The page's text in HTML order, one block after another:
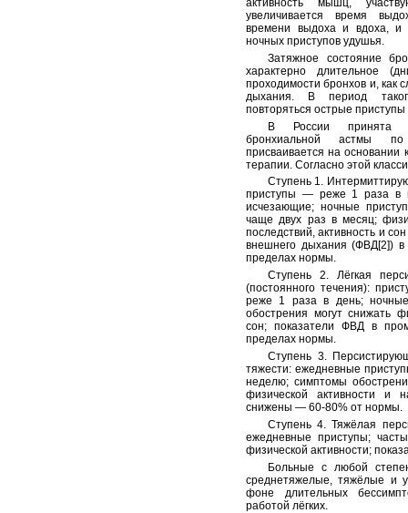
активность мышц,
увеличивается время
времени выдоха и вдоха, и
ночных приступов удушья.
Затяжное состояние
характерно длительное
проходимости бронхов и, как
дыхания. В период
повторяться острые
В России принята
бронхиальной астмы
присваивается на основании
терапии. Согласно этой
Ступень 1.
приступы — реже 1 раза в
исчезающие; ночные
чаще двух раз в месяц;
последствий, активность и
внешнего дыхания (ФВД[2]) в
пределах нормы.
Ступень 2. Лёгкая
(постоянного течения):
реже 1 раза в день;
обострения могут снижать
сон; показатели ФВД в
пределах нормы.
Ступень 3.
тяжести: ежедневные
неделю; симптомы
физической активности и
снижены — 60-80% от нормы.
Ступень 4. Тяжёлая
ежедневные приступы;
физической активности;
Больные с любой
среднетяжелые, тяжёлые и
фоне длительных
работой лёгких.